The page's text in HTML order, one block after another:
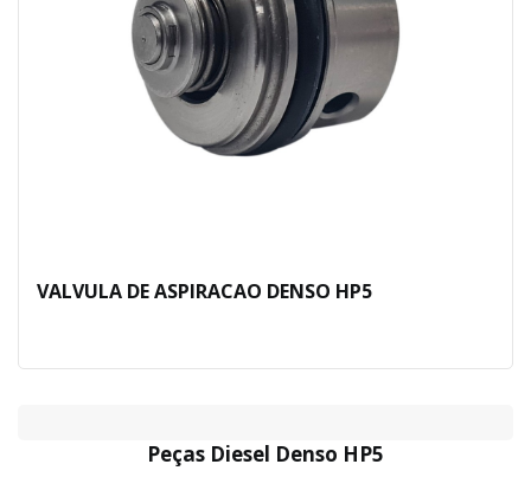
VALVULA DE ASPIRACAO DENSO HP5
Peças Diesel Denso HP5